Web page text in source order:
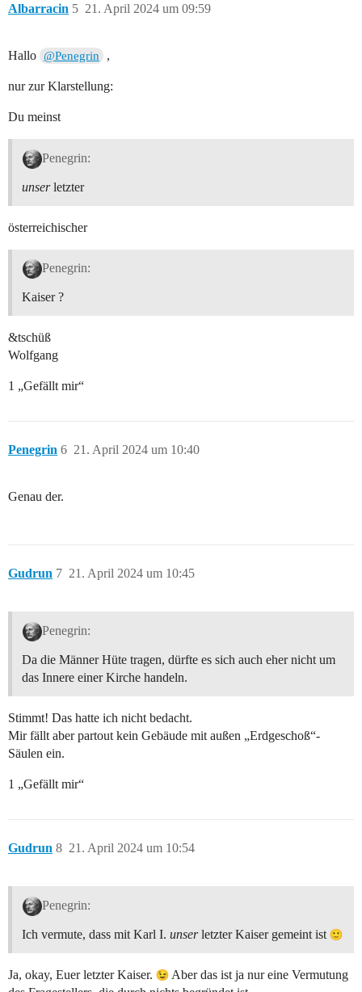
Albarracin 21. April 2024 um 09:59
5
Hallo @Penegrin ,
nur zur Klarstellung:
Du meinst
Penegrin:
unserletzter
österreichischer
Penegrin:
Kaiser ?
&tschüß
Wolfgang
1 „Gefällt mir“
Penegrin 21. April 2024 um 10:40
6
Genau der.
Gudrun 21. April 2024 um 10:45
7
Penegrin:
Da die Männer Hüte tragen, dürfte es sich auch eher nicht um
das Innere einer Kirche handeln.
Stimmt! Das hatte ich nicht bedacht.
Mir fällt aber partout kein Gebäude mit außen „Erdgeschoß“-
Säulen ein.
1 „Gefällt mir“
Gudrun 21. April 2024 um 10:54
8
Penegrin:
Ich vermute, dass mit Karl I. unserletzter Kaiser gemeint ist
Ja, okay, Euer letzter Kaiser.
Aber das ist ja nur eine Vermutung